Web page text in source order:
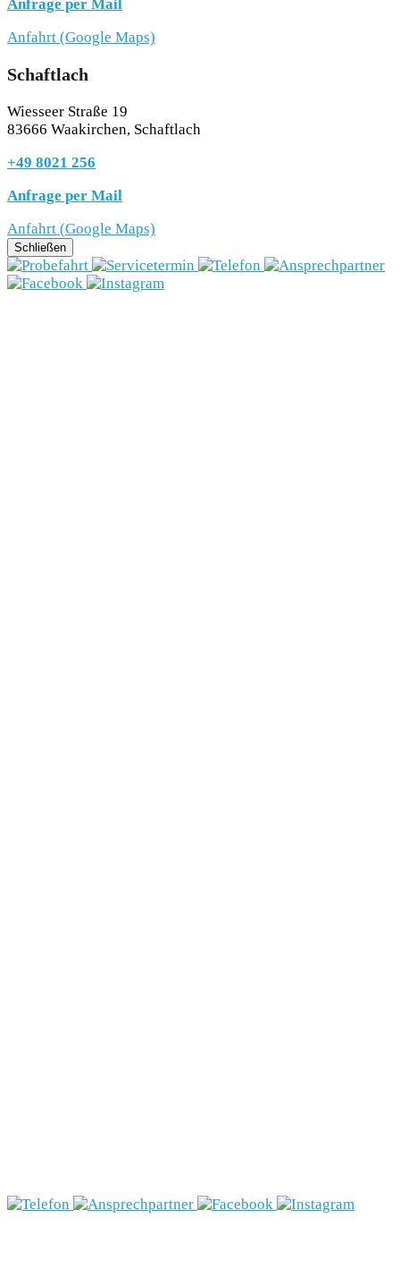
Anfrage per Mail
Anfahrt (Google Maps)
Schaftlach
Wiesseer Straße 19
83666 Waakirchen, Schaftlach
+49 8021 256
Anfrage per Mail
Anfahrt (Google Maps)
Schließen